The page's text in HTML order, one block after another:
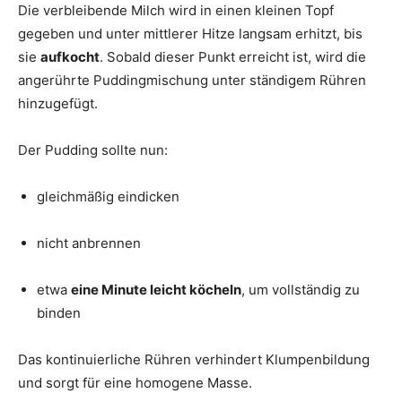
Die verbleibende Milch wird in einen kleinen Topf
gegeben und unter mittlerer Hitze langsam erhitzt, bis
sie aufkocht. Sobald dieser Punkt erreicht ist, wird die
angerührte Puddingmischung unter ständigem Rühren
hinzugefügt.
Der Pudding sollte nun:
gleichmäßig eindicken
nicht anbrennen
etwa eine Minute leicht köcheln, um vollständig zu
binden
Das kontinuierliche Rühren verhindert Klumpenbildung
und sorgt für eine homogene Masse.